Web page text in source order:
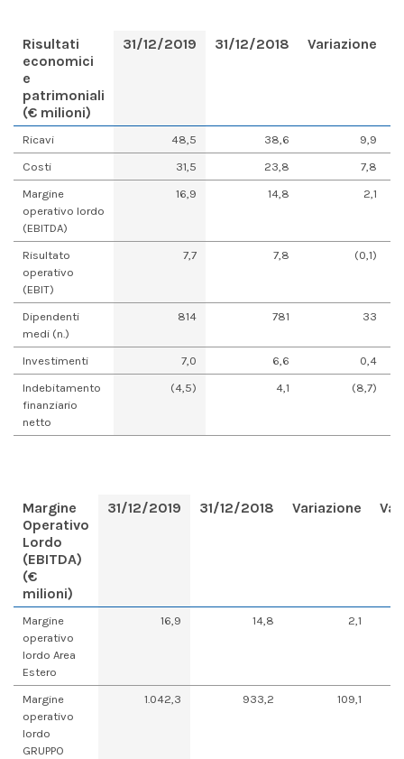
Risultati
economici
e
patrimoniali
(€ milioni)
31/12/2019 31/12/2018 Variazione
Ricavi 48,5 38,6
9,9
Costi
31,5 23,8
7,8
Margine
operativo lordo
(EBITDA)
16,9 14,8 2,1
Risultato
operativo
(EBIT)
7,7 7,8 (0,1)
Dipendenti
medi (n.)
814 781 33
Investimenti 7,0 6,6
0,4
Indebitamento
finanziario
netto
(4,5) 4,1 (8,7)
Margine
Operativo
Lordo
(EBITDA)
(€
milioni)
31/12/2019 31/12/2018 Variazione
Margine
operativo
lordo Area
Estero
16,9 14,8 2,1
Margine
operativo
lordo
GRUPPO
1.042,3 933,2 109,1